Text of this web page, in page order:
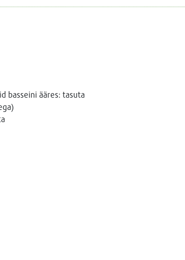
basseini ääres: tasuta